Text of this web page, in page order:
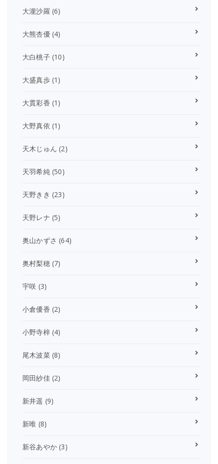
大瀧沙羅 (6)
大熊杏優(4)
大白桃子(10)
大盛真歩(1)
大貫彩香 (1)
大野真依 (1)
天木じゅん (2)
天羽希純(50)
天野きき (23)
天野レナ (5)
奥山かずさ (64)
奥村梨穂(7)
宇咲 (3)
小倉優香 (2)
小野寺梓(4)
尾木波菜(8)
岡田紗佳(2)
新井遥 (9)
新唯 (8)
新谷あやか (3)